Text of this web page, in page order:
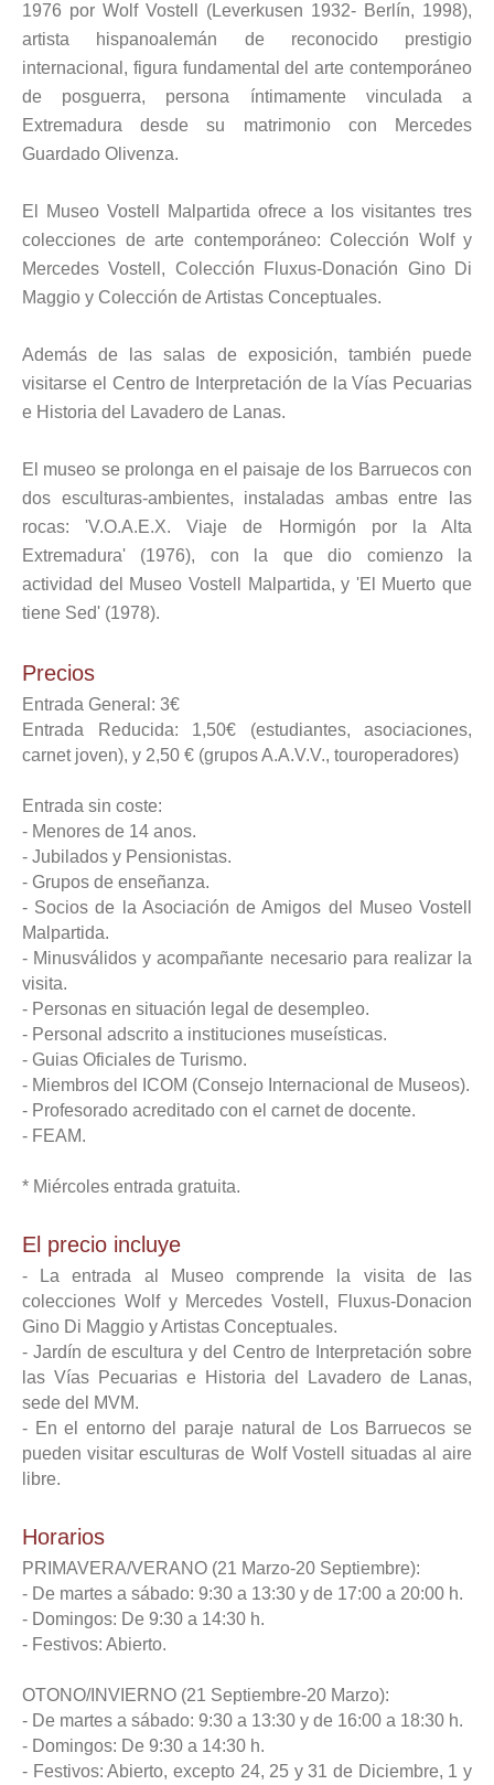
1976 por Wolf Vostell (Leverkusen 1932- Berlín, 1998),
artista hispanoalemán de reconocido prestigio
internacional, figura fundamental del arte contemporáneo
de posguerra, persona íntimamente vinculada a
Extremadura desde su matrimonio con Mercedes
Guardado Olivenza.
El Museo Vostell Malpartida ofrece a los visitantes tres
colecciones de arte contemporáneo: Colección Wolf y
Mercedes Vostell, Colección Fluxus-Donación Gino Di
Maggio y Colección de Artistas Conceptuales.
Además de las salas de exposición, también puede
visitarse el Centro de Interpretación de la Vías Pecuarias
e Historia del Lavadero de Lanas.
El museo se prolonga en el paisaje de los Barruecos con
dos esculturas-ambientes, instaladas ambas entre las
rocas: 'V.O.A.E.X. Viaje de Hormigón por la Alta
Extremadura' (1976), con la que dio comienzo la
actividad del Museo Vostell Malpartida, y 'El Muerto que
tiene Sed' (1978).
Precios
Entrada General: 3€
Entrada Reducida: 1,50€ (estudiantes, asociaciones,
carnet joven), y 2,50 € (grupos A.A.V.V., touroperadores)
Entrada sin coste:
- Menores de 14 anos.
- Jubilados y Pensionistas.
- Grupos de enseñanza.
- Socios de la Asociación de Amigos del Museo Vostell
Malpartida.
- Minusválidos y acompañante necesario para realizar la
visita.
- Personas en situación legal de desempleo.
- Personal adscrito a instituciones museísticas.
- Guias Oficiales de Turismo.
- Miembros del ICOM (Consejo Internacional de Museos).
- Profesorado acreditado con el carnet de docente.
- FEAM.
* Miércoles entrada gratuita.
El precio incluye
- La entrada al Museo comprende la visita de las
colecciones Wolf y Mercedes Vostell, Fluxus-Donacion
Gino Di Maggio y Artistas Conceptuales.
- Jardín de escultura y del Centro de Interpretación sobre
las Vías Pecuarias e Historia del Lavadero de Lanas,
sede del MVM.
- En el entorno del paraje natural de Los Barruecos se
pueden visitar esculturas de Wolf Vostell situadas al aire
libre.
Horarios
PRIMAVERA/VERANO (21 Marzo-20 Septiembre):
- De martes a sábado: 9:30 a 13:30 y de 17:00 a 20:00 h.
- Domingos: De 9:30 a 14:30 h.
- Festivos: Abierto.
OTONO/INVIERNO (21 Septiembre-20 Marzo):
- De martes a sábado: 9:30 a 13:30 y de 16:00 a 18:30 h.
- Domingos: De 9:30 a 14:30 h.
- Festivos: Abierto, excepto 24, 25 y 31 de Diciembre, 1 y